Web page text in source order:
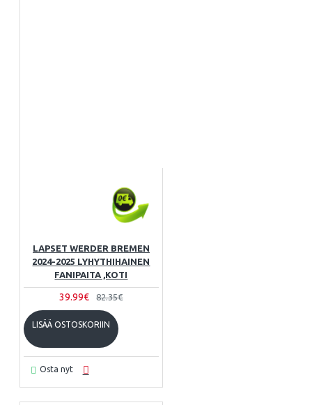
LAPSET WERDER BREMEN
2024-2025 LYHYTHIHAINEN
FANIPAITA ,KOTI
39.99€ 82.35€
LISÄÄ OSTOSKORIIN
Osta nyt